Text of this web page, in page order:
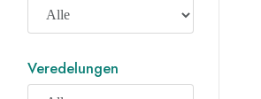
Veredelungen